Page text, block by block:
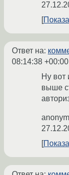
Ответ на:
08:14:38 +00:00
Ну вот
выше